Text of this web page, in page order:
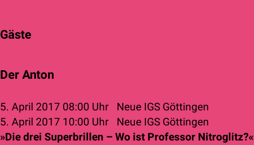
Gäste
Der Anton
5. April 2017 08:00 Uhr
Neue IGS Göttingen
5. April 2017 10:00 Uhr
Neue IGS Göttingen
»Die drei Superbrillen – Wo ist Professor Nitroglitz?«